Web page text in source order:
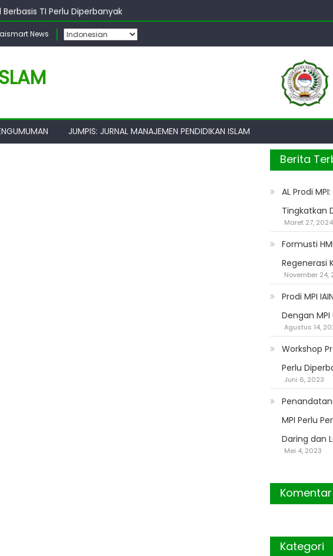
TI Perlu Diperbanyak
dan Prodi MPI Perlu Perbanyak Kegiatan Bersama Daring dan Luring
Untuk Tingkatkan Daya Saing
News
JUMPIS: JURNAL MANAJEMEN PENDIDIKAN ISLAM
Berita
AL Prodi
Tingkatkan
Maret 27, 2024
Formusti
Regenerasi
November 24,
Prodi MPI
Dengan MPI
Agustus 14,
Workshop
Perlu
Juni 6, 2023
MPI Perlu
Daring dan
Mei 4, 2023
Kategori